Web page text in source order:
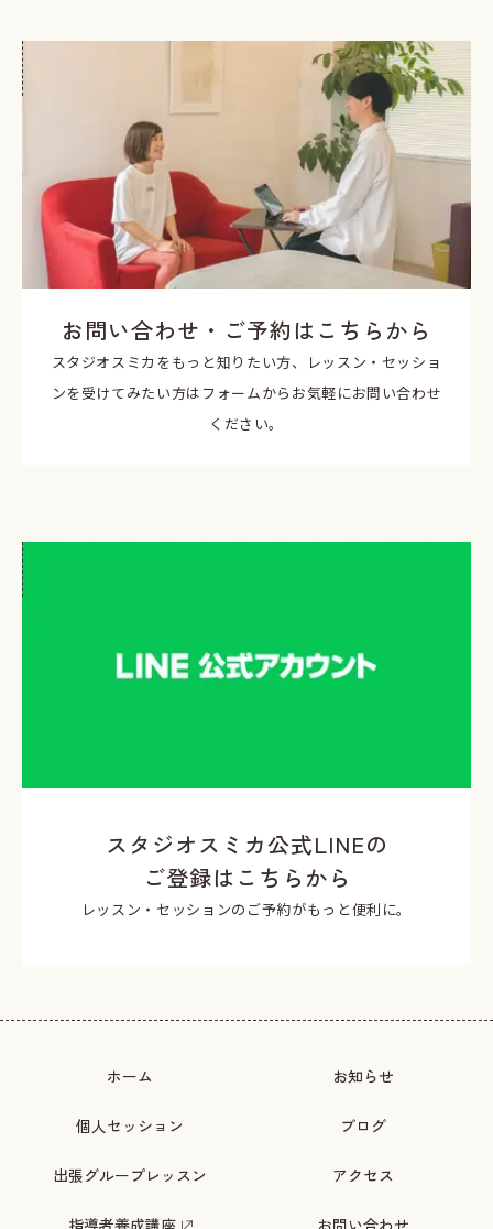
お問い合わせ・ご予約はこちらから
スタジオスミカをもっと知りたい方、レッスン・セッショ
ンを受けてみたい方はフォームからお気軽にお問い合わせ
ください。
スタジオスミカ公式LINEの
ご登録はこちらから
レッスン・セッションのご予約がもっと便利に。
ホーム
個人セッション
出張グループレッスン
お知らせ
ブログ
アクセス